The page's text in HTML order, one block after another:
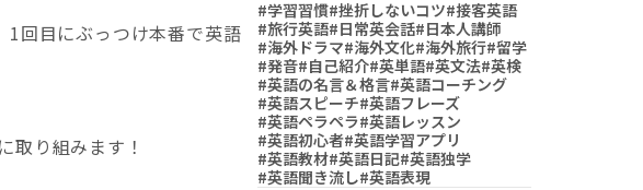
1回目にぶっつけ本番で英語
取り組みます！
#学習習慣#挫折しないコツ#接客英語
#旅行英語#日常英会話#日本人講師
#海外ドラマ#海外文化#海外旅行#留学
#発音#自己紹介#英単語#英文法#英検
#英語の名言＆格言#英語コーチング
#英語スピーチ#英語フレーズ
#英語ペラペラ#英語レッスン
#英語初心者#英語学習アプリ
#英語教材#英語日記#英語独学
#英語聞き流し#英語表現